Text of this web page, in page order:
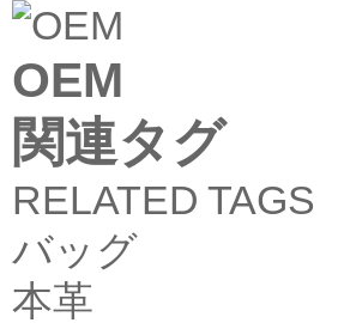
OEM
関連タグ
RELATED TAGS
バッグ
本革